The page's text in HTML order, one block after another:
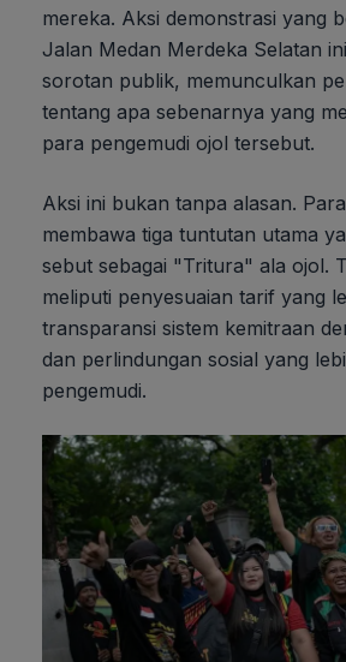
mereka. Aksi demonstrasi yang
Jalan Medan Merdeka Selatan
sorotan publik, memunculkan
tentang apa sebenarnya yang
para pengemudi ojol tersebut.
Aksi ini bukan tanpa alasan.
membawa tiga tuntutan utama
sebut sebagai "Tritura" ala ojol.
meliputi penyesuaian tarif yang
transparansi sistem kemitraan
dan perlindungan sosial yang
pengemudi.